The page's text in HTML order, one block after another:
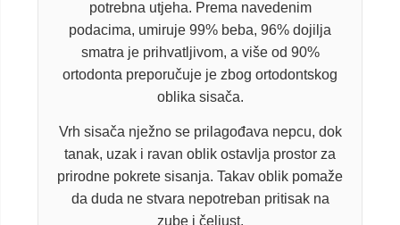
potrebna utjeha. Prema navedenim
podacima, umiruje 99% beba, 96% dojilja
smatra je prihvatljivom, a više od 90%
ortodonta preporučuje je zbog ortodontskog
oblika sisača.
Vrh sisača nježno se prilagođava nepcu, dok
tanak, uzak i ravan oblik ostavlja prostor za
prirodne pokrete sisanja. Takav oblik pomaže
da duda ne stvara nepotreban pritisak na
zube i čeljust.